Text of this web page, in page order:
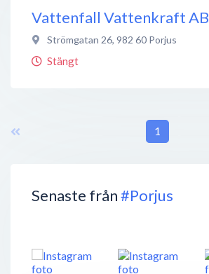
Senaste från#Porjus
Vattenfall Vattenkraft AB
Strömgatan 26, 982 60 Porjus
Stängt
1